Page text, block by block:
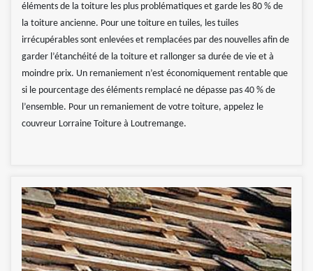
éléments de la toiture les plus problématiques et garde les 80 % de
la toiture ancienne. Pour une toiture en tuiles, les tuiles
irrécupérables sont enlevées et remplacées par des nouvelles afin de
garder l’étanchéité de la toiture et rallonger sa durée de vie et à
moindre prix. Un remaniement n’est économiquement rentable que
si le pourcentage des éléments remplacé ne dépasse pas 40 % de
l’ensemble. Pour un remaniement de votre toiture, appelez le
couvreur Lorraine Toiture à Loutremange.